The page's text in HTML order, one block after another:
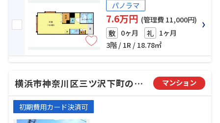
パノラマ
7.6万円 (管理費 11,000円)
敷 0ヶ月 礼 1ヶ月
3階 / 1R / 18.78㎡
横浜市神奈川区三ツ沢下町のマンション マンション
初期費用カード決済可